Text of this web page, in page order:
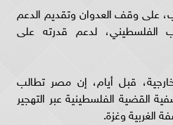
على وقف العدوان وتقديم الدعم
الفلسطيني، لدعم قدرته على
قبل أيام، إن مصر تطالب
القضية الفلسطينية عبر التهجير
الغربية وغزة.